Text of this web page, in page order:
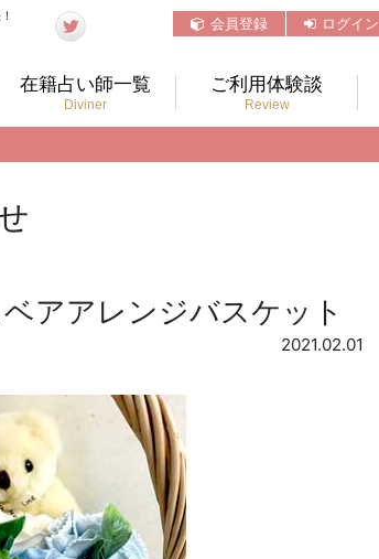
会員登録 ログイン
在籍占い師一覧
Diviner
ご利用体験談
Review
アアレンジバスケット
2021.02.01